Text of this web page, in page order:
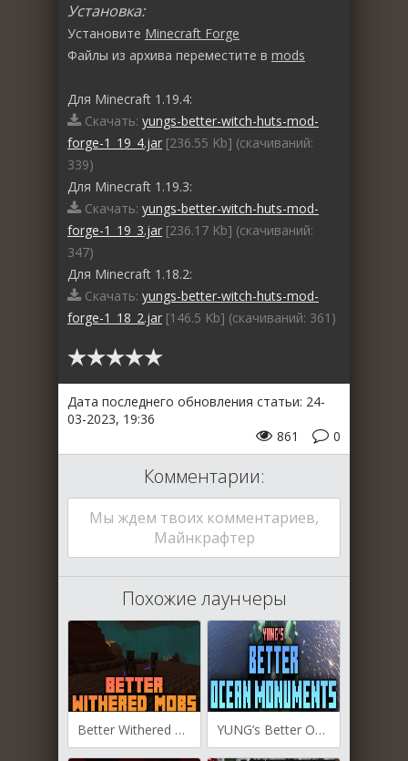
Установка:
Установите Minecraft Forge
Файлы из архива переместите в mods
Для Minecraft 1.19.4:
Скачать: yungs-better-witch-huts-mod-
forge-1_19_4.jar [236.55 Kb] (cкачиваний:
339)
Для Minecraft 1.19.3:
Скачать: yungs-better-witch-huts-mod-
forge-1_19_3.jar [236.17 Kb] (cкачиваний:
347)
Для Minecraft 1.18.2:
Скачать: yungs-better-witch-huts-mod-
forge-1_18_2.jar [146.5 Kb] (cкачиваний: 361)
Дата последнего обновления статьи: 24-
03-2023, 19:36
0
861
Комментарии:
Мы ждем твоих комментариев,
Майнкрафтер
Похожие лаунчеры
Better Withered Mobs для Майнкрафт [1.19.3, 1.19.2, 1.18.2] YUNG’s Better Ocean Monuments для Майнкрафт [1.19.4, 1.19.3, 1.19.2]